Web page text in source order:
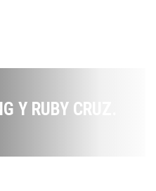
Y RUBY CRUZ.